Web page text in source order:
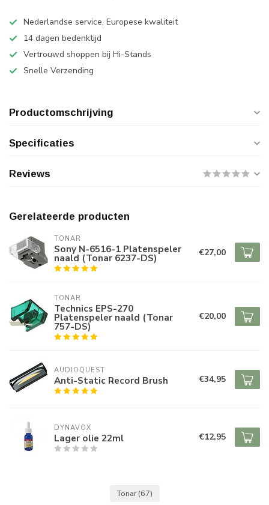
Nederlandse service, Europese kwaliteit
14 dagen bedenktijd
Vertrouwd shoppen bij Hi-Stands
Snelle Verzending
Productomschrijving
Specificaties
Reviews
Gerelateerde producten
TONAR
Sony N-6516-1 Platenspeler
naald (Tonar 6237-DS) €27,00
TONAR
Technics EPS-270
Platenspeler naald (Tonar
757-DS)
€20,00
AUDIOQUEST
Anti-Static Record Brush €34,95
DYNAVOX
Lager olie 22ml €12,95
Tonar (67)